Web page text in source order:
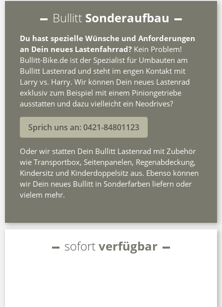
Bullitt Sonderaufbau
Du hast spezielle Wünsche und Anforderungen
an Dein neues Lastenfahrrad? Kein Problem!
Bullitt-Bike.de ist der Spezialist für Umbauten am
Bullitt Lastenrad und steht im engen Kontakt mit
Larry vs. Harry. Wir können Dein neues Lastenrad
exklusiv zum Beispiel mit einem Piniongetriebe
ausstatten und dazu vielleicht ein Neodrives?
Sprich uns an: 0421-84801123
Oder wir statten Dein Bullitt Lastenrad mit Zubehör
wie Transportbox, Seitenpanelen, Regenabdeckung,
Kindersitz und Kinderdoppelsitz aus. Ebenso können
wir Dein neues Bullitt in Sonderfarben liefern oder
vielem mehr.
sofortverfügbar